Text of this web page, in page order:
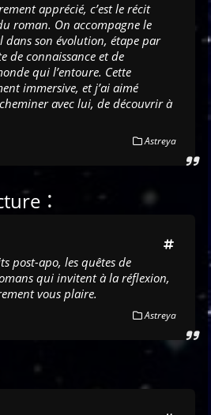
apprécié, c’est le récit
roman. On accompagne le
son évolution, étape par
de connaissance et de
qui l’entoure. Cette
immersive, et j’ai aimé
avec lui, de découvrir à
Astreya
:
post-apo, les quêtes de
qui invitent à la réflexion,
vous plaire.
Astreya